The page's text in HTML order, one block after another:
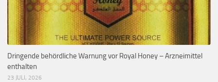
Dringende behördliche Warnung vor Royal Honey – Arzneimittel
enthalten
23 JULI, 2026